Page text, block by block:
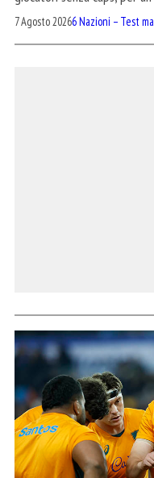
7 Agosto 20266 Nazioni – Test